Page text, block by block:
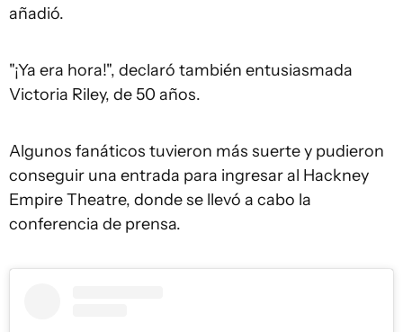
añadió.
"¡Ya era hora!", declaró también entusiasmada
Victoria Riley, de 50 años.
Algunos fanáticos tuvieron más suerte y pudieron
conseguir una entrada para ingresar al Hackney
Empire Theatre, donde se llevó a cabo la
conferencia de prensa.